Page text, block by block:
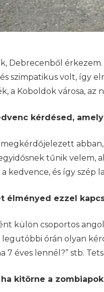
Debrecenből
szimpatikus volt, így
a Koboldok városa, az
kérdésed,
megkérdőjelezett
tűnik velem,
kedvence, és így szép
élményed ezzel
külön csoportos
legutóbbi órán olyan
7 éves lennél?” stb.
kitörne a